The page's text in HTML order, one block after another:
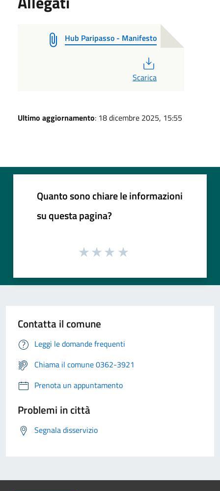
Hub Paripasso - Manifesto
Scarica
Ultimo aggiornamento: 18 dicembre 2025, 15:55
Quanto sono chiare le informazioni
su questa pagina?
Contatta il comune
Leggi le domande frequenti
Chiama il comune 0362-3921
Prenota un appuntamento
Problemi in città
Segnala disservizio